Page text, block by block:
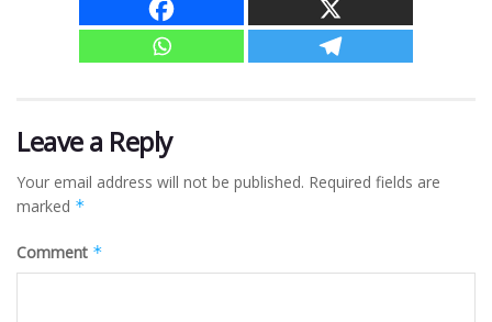
Leave a Reply
Your email address will not be published. Required fields are
marked *
Comment *